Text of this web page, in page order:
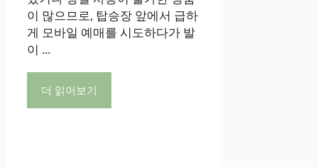
이 많으므로, 탑승장 앞에서 급하
게 모바일 예매를 시도하다가 발
이 ...
더 읽어보기